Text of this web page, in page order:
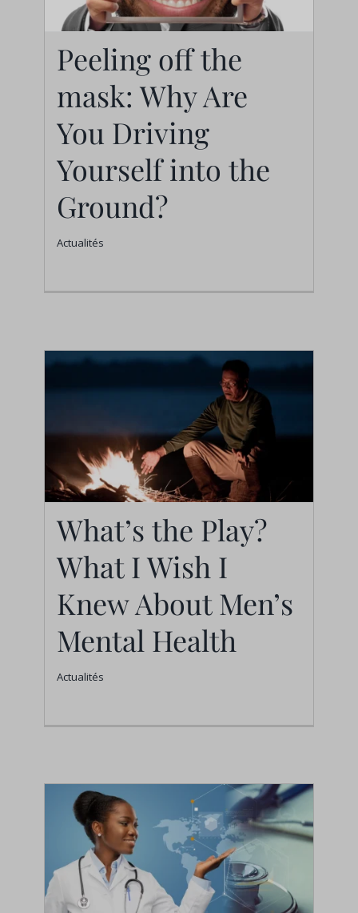
Peeling off the mask:
Why Are You Driving
Yourself into the
Ground?
Actualités
Peeling off the
mask: Why Are
You Driving
Yourself into the
Ground?
Actualités
What’s the Play? What
I Wish I Knew About
Men’s Mental Health
Actualités
What’s the Play?
What I Wish I
Knew About Men’s
Mental Health
Actualités